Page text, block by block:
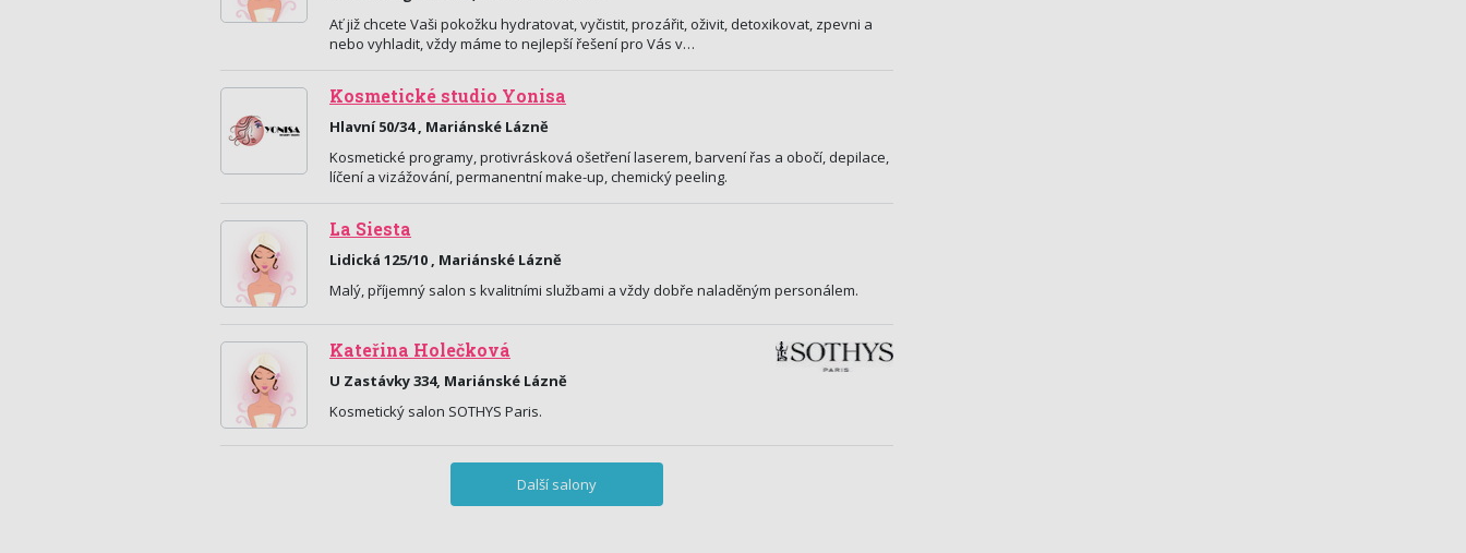
Ať již chcete Vaši pokožku hydratovat, vyčistit, prozářit, oživit, detoxikovat, zpevni a
nebo vyhladit, vždy máme to nejlepší řešení pro Vás v…
Kosmetické studio Yonisa
Hlavní 50/34 , Mariánské Lázně
Kosmetické programy, protivrásková ošetření laserem, barvení řas a obočí, depilace,
líčení a vizážování, permanentní make-up, chemický peeling.
La Siesta
Lidická 125/10 , Mariánské Lázně
Malý, příjemný salon s kvalitními službami a vždy dobře naladěným personálem.
Kateřina Holečková
U Zastávky 334, Mariánské Lázně
Kosmetický salon SOTHYS Paris.
Další salony